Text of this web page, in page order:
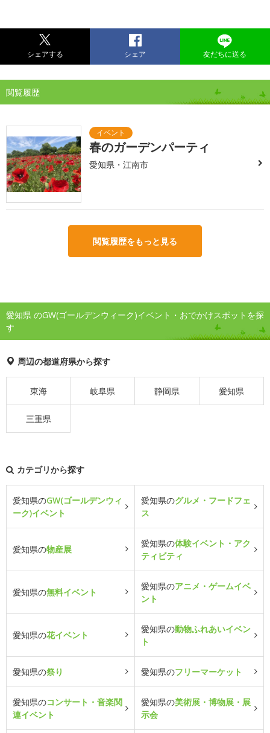
シェアする シェア 友だちに送る
閲覧履歴
春のガーデンパーティ
愛知県・江南市
閲覧履歴をもっと見る
愛知県 のGW(ゴールデンウィーク)イベント・おでかけスポットを探
す
周辺の都道府県から探す
東海 岐阜県 静岡県 愛知県
三重県
カテゴリから探す
愛知県のGW(ゴールデンウィ
ーク)イベント
愛知県のグルメ・フードフェ
ス
愛知県の物産展
愛知県の体験イベント・アク
ティビティ
愛知県の無料イベント
愛知県のアニメ・ゲームイベ
ント
愛知県の花イベント
愛知県の動物ふれあいイベン
ト
愛知県の祭り 愛知県のフリーマーケット
愛知県のコンサート・音楽関
連イベント
愛知県の美術展・博物展・展
示会